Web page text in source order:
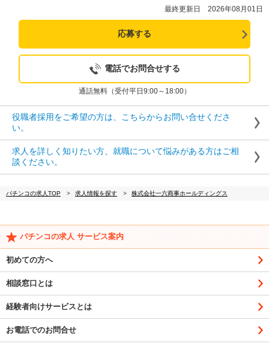
最終更新日 2026年08月01日
応募する
電話でお問合せする
通話無料（受付平日9:00～18:00）
役職者採用をご希望の方は、こちらからお問い合せくださ
い。
求人を詳しく知りたい方、就職について悩みがある方はご相
談ください。
パチンコの求人TOP 求人情報を探す 株式会社一六商事ホールディングス
パチンコの求人 サービス案内
初めての方へ
相談窓口とは
経験者向けサービスとは
お電話でのお問合せ